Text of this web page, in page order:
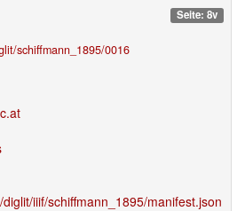
Seite: 8v
schiffmann_1895/0016
iiif/schiffmann_1895/manifest.json